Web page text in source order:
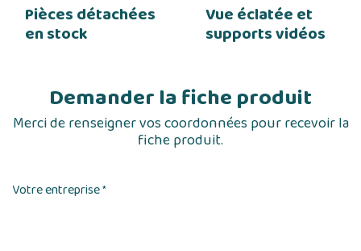
Pièces détachées
en stock
Vue éclatée et
supports vidéos
Demander la fiche produit
Merci de renseigner vos coordonnées pour recevoir la
fiche produit.
Votre entreprise*